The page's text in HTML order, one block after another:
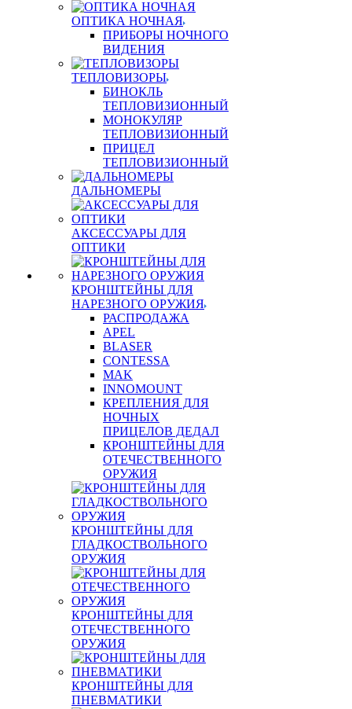
ОПТИКА НОЧНАЯ
ПРИБОРЫ НОЧНОГО
ВИДЕНИЯ
ТЕПЛОВИЗОРЫ
БИНОКЛЬ
ТЕПЛОВИЗИОННЫЙ
МОНОКУЛЯР
ТЕПЛОВИЗИОННЫЙ
ПРИЦЕЛ
ТЕПЛОВИЗИОННЫЙ
ДАЛЬНОМЕРЫ
АКСЕССУАРЫ ДЛЯ
ОПТИКИ
КРОНШТЕЙНЫ ДЛЯ
НАРЕЗНОГО ОРУЖИЯ
РАСПРОДАЖА
APEL
BLASER
CONTESSA
MAK
INNOMOUNT
КРЕПЛЕНИЯ ДЛЯ
НОЧНЫХ
ПРИЦЕЛОВ ДЕДАЛ
КРОНШТЕЙНЫ ДЛЯ
ОТЕЧЕСТВЕННОГО
ОРУЖИЯ
КРОНШТЕЙНЫ ДЛЯ
ГЛАДКОСТВОЛЬНОГО
ОРУЖИЯ
КРОНШТЕЙНЫ ДЛЯ
ОТЕЧЕСТВЕННОГО
ОРУЖИЯ
КРОНШТЕЙНЫ ДЛЯ
ПНЕВМАТИКИ